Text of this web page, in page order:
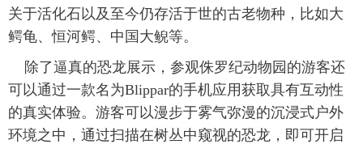
关于活化石以及至今仍存活于世的古老物种，比如大
鳄龟、恒河鳄、中国大鲵等。
除了逼真的恐龙展示，参观侏罗纪动物园的游客还
可以通过一款名为Blippar的手机应用获取具有互动性
的真实体验。游客可以漫步于雾气弥漫的沉浸式户外
环境之中，通过扫描在树丛中窥视的恐龙，即可开启